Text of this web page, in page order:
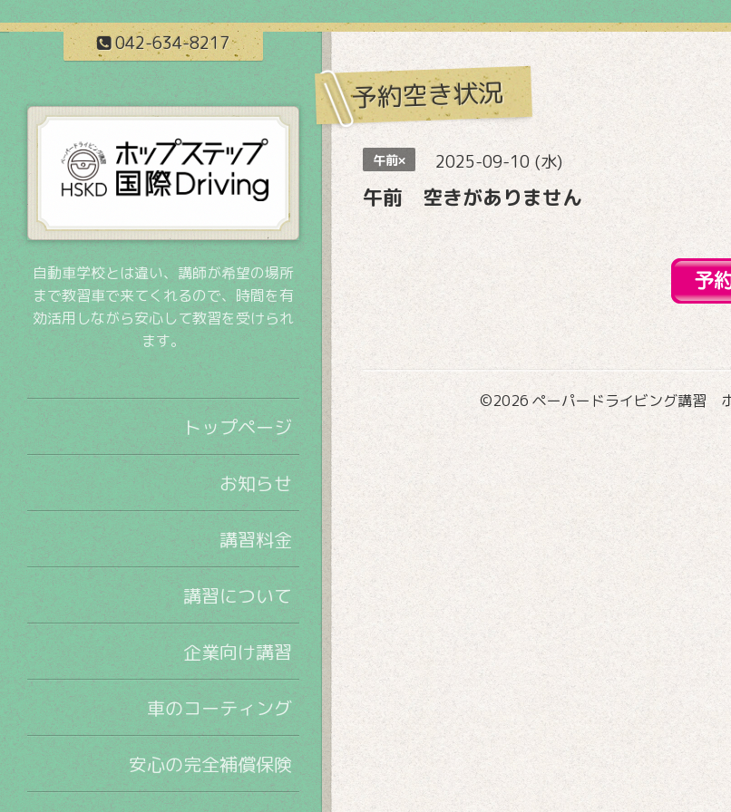
042-634-8217
予約空き状況
午前× 2025-09-10 (水)
午前 空きがありません
©2026 ペーパードライビング講習
自動車学校とは違い、講師が希望の場所
まで教習車で来てくれるので、時間を有
効活用しながら安心して教習を受けられ
ます。
トップページ
お知らせ
講習料金
講習について
企業向け講習
車のコーティング
安心の完全補償保険